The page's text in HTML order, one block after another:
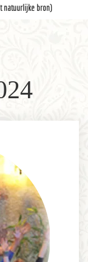
natuurlijke bron)